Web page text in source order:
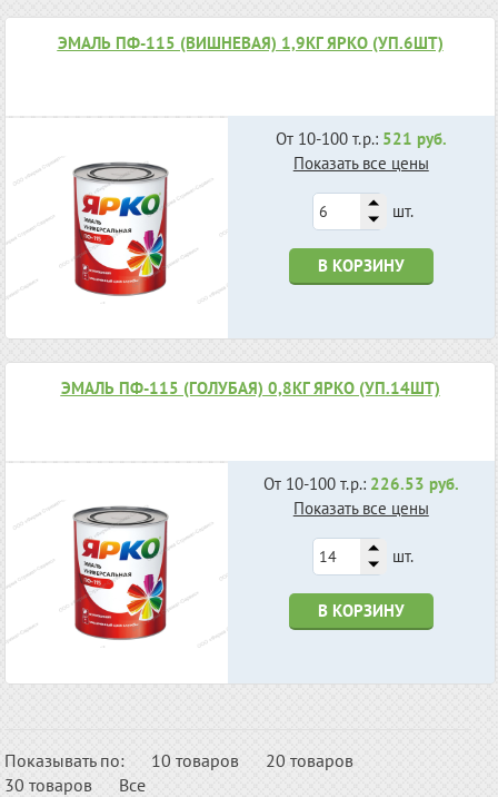
ЭМАЛЬ ПФ-115 (ВИШНЕВАЯ) 1,9КГ ЯРКО (УП.6ШТ)
От 10-100 т.р.: 521 руб.
Показать все цены
шт.
В КОРЗИНУ
ЭМАЛЬ ПФ-115 (ГОЛУБАЯ) 0,8КГ ЯРКО (УП.14ШТ)
От 10-100 т.р.: 226.53 руб.
Показать все цены
шт.
В КОРЗИНУ
Показывать по: 10 товаров
20 товаров
30 товаров
Все